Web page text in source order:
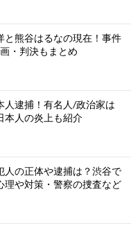
と熊谷はるなの現在！事件
・判決もまとめ
人逮捕！有名人/政治家は
本人の炎上も紹介
人の正体や逮捕は？渋谷で
理や対策・警察の捜査など